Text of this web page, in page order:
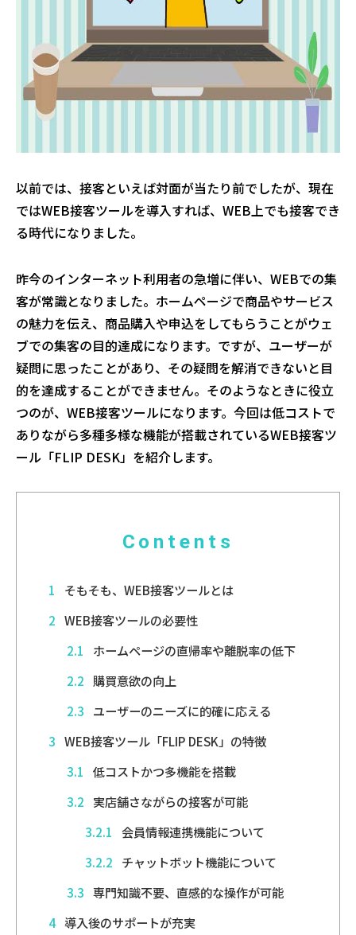
以前では、接客といえば対面が当たり前でしたが、現在
ではWEB接客ツールを導入すれば、WEB上でも接客でき
る時代になりました。
昨今のインターネット利用者の急増に伴い、WEBでの集
客が常識となりました。ホームページで商品やサービス
の魅力を伝え、商品購入や申込をしてもらうことがウェ
ブでの集客の目的達成になります。ですが、ユーザーが
疑問に思ったことがあり、その疑問を解消できないと目
的を達成することができません。そのようなときに役立
つのが、WEB接客ツールになります。今回は低コストで
ありながら多種多様な機能が搭載されているWEB接客ツ
ール「FLIP DESK」を紹介します。
Contents
1
そもそも、WEB接客ツールとは
2 WEB接客ツールの必要性
2.1
ホームページの直帰率や離脱率の低下
2.2 購買意欲の向上
2.3 ユーザーのニーズに的確に応える
3 WEB接客ツール「FLIP DESK」の特徴
3.1 低コストかつ多機能を搭載
3.2 実店舗さながらの接客が可能
3.2.1 会員情報連携機能について
3.2.2 チャットボット機能について
3.3 専門知識不要、直感的な操作が可能
4 導入後のサポートが充実